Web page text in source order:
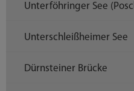
Unterföhringer See
Unterschleißheimer See
Dürnsteiner Brücke